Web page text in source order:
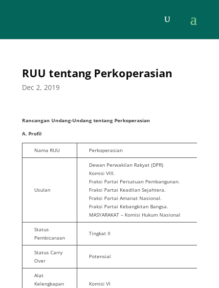
RUU tentang Perkoperasian
Dec 2, 2019
Rancangan Undang-Undang tentang Perkoperasian
A. Profil
Nama RUU Perkoperasian
Usulan
Dewan Perwakilan Rakyat (DPR)
Komisi VIII.
Fraksi Partai Persatuan Pembangunan.
Fraksi Partai Keadilan Sejahtera.
Fraksi Partai Amanat Nasional.
Fraksi Partai Kebangkitan Bangsa.
MASYARAKAT – Komisi Hukum Nasional
Status
Pembicaraan
Tingkat II
Status Carry
Over
Potensial
Alat
Kelengkapan
Komisi VI